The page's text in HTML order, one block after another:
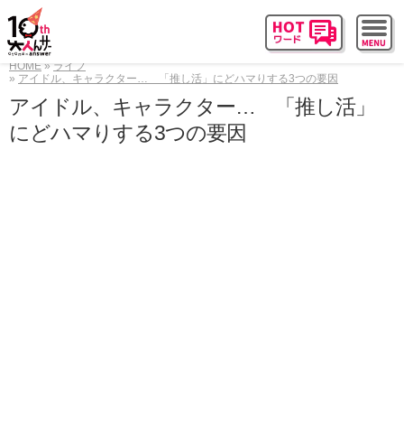
HOME
ライフ
アイドル、キャラクター… 「推し活」にどハマりする3つの要因
アイドル、キャラクター… 「推し活」
にどハマりする3つの要因